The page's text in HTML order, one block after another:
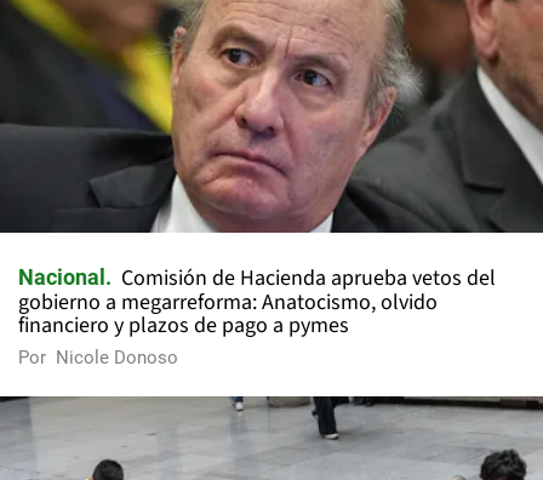
Nacional
Comisión de Hacienda aprueba vetos del
gobierno a megarreforma: Anatocismo, olvido
financiero y plazos de pago a pymes
Por Nicole Donoso